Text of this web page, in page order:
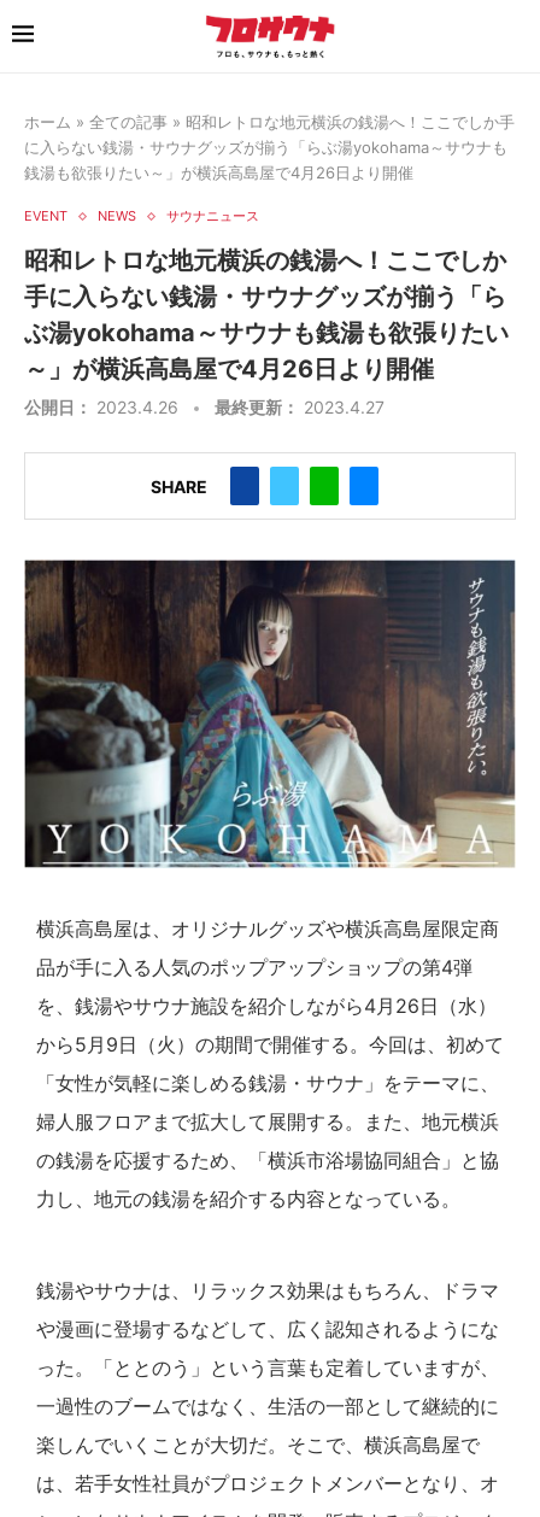
ホーム » 全ての記事 » 昭和レトロな地元横浜の銭湯へ！ここでしか手
に入らない銭湯・サウナグッズが揃う「らぶ湯yokohama～サウナも
銭湯も欲張りたい～」が横浜高島屋で4月26日より開催
EVENT NEWS サウナニュース
昭和レトロな地元横浜の銭湯へ！ここでしか
手に入らない銭湯・サウナグッズが揃う「ら
ぶ湯yokohama～サウナも銭湯も欲張りたい
～」が横浜高島屋で4月26日より開催
公開日： 2023.4.26 最終更新： 2023.4.27
SHARE
横浜高島屋は、オリジナルグッズや横浜高島屋限定商
品が手に入る人気のポップアップショップの第4弾
を、銭湯やサウナ施設を紹介しながら4月26日（水）
から5月9日（火）の期間で開催する。今回は、初めて
「女性が気軽に楽しめる銭湯・サウナ」をテーマに、
婦人服フロアまで拡大して展開する。また、地元横浜
の銭湯を応援するため、「横浜市浴場協同組合」と協
力し、地元の銭湯を紹介する内容となっている。
銭湯やサウナは、リラックス効果はもちろん、ドラマ
や漫画に登場するなどして、広く認知されるようにな
った。「ととのう」という言葉も定着していますが、
一過性のブームではなく、生活の一部として継続的に
楽しんでいくことが大切だ。そこで、横浜高島屋で
は、若手女性社員がプロジェクトメンバーとなり、オ